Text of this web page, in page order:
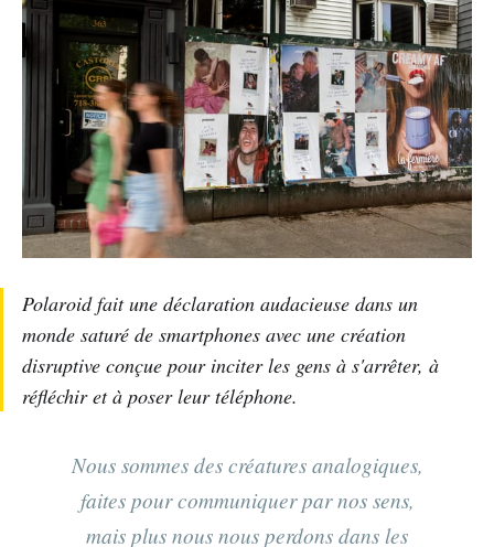
Polaroid fait une déclaration audacieuse dans un
monde saturé de smartphones avec une création
disruptive conçue pour inciter les gens à s'arrêter, à
réfléchir et à poser leur téléphone.
Nous sommes des créatures analogiques,
faites pour communiquer par nos sens,
mais plus nous nous perdons dans les